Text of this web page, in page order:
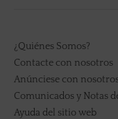
¿Quiénes Somos?
Contacte con nosotros
Anúnciese con
Comunicados y Notas
Ayuda del sitio web